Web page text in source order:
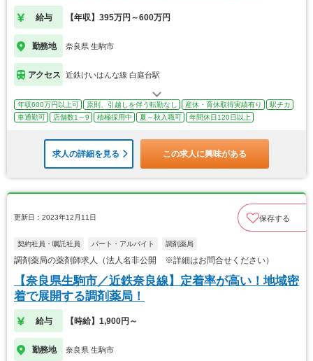
給与 【年収】395万円～600万円
勤務地 奈良県 生駒市
アクセス 近鉄けいはんな線 白庭台駅
年収600万円以上可 原則、引越しを伴う転勤なし 産休・育休取得実績有り
駅チカ
車通勤可
店舗数1～9 積極採用中 夏～秋入職可 年間休日120日以上
求人の詳細を見る この求人に興味がある
更新日：2023年12月11日 保存する
契約社員・嘱託社員 パート・アルバイト 調剤薬局
調剤薬局の薬剤師求人（法人名非公開 ※詳細はお問合せください）
【奈良県生駒市／近鉄奈良線】定着率が高い！地域密
着で展開する調剤薬局！
給与 【時給】1,900円～
勤務地 奈良県 生駒市